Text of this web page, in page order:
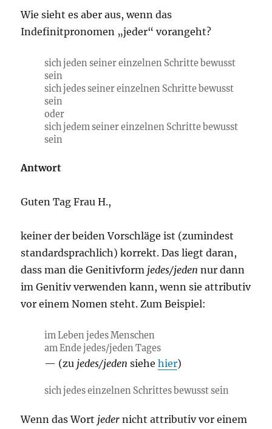
Wie sieht es aber aus, wenn das
Indefinitpronomen „jeder“ vorangeht?
sich jeden seiner einzelnen Schritte bewusst
sein
sich jedes seiner einzelnen Schritte bewusst
sein
oder
sich jedem seiner einzelnen Schritte bewusst
sein
Antwort
Guten Tag Frau H.,
keiner der beiden Vorschläge ist (zumindest
standardsprachlich) korrekt. Das liegt daran,
dass man die Genitivform jedes/jeden nur dann
im Genitiv verwenden kann, wenn sie attributiv
vor einem Nomen steht. Zum Beispiel:
im Leben jedes Menschen
am Ende jedes/jeden Tages
(zu jedes/jeden siehe hier)
sich jedes einzelnen Schrittes bewusst sein
Wenn das Wort jeder nicht attributiv vor einem